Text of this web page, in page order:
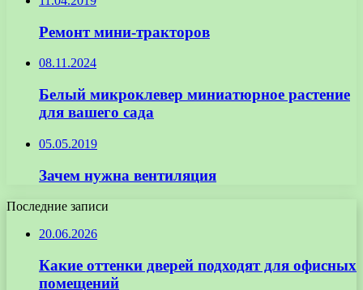
Ремонт мини-тракторов
08.11.2024
Белый микроклевер миниатюрное растение
для вашего сада
05.05.2019
Зачем нужна вентиляция
Последние записи
20.06.2026
Какие оттенки дверей подходят для офисных
помещений